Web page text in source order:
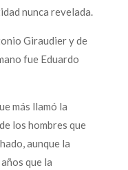
nunca revelada.
Giraudier y de
fue Eduardo
más llamó la
los hombres que
aunque la
que la